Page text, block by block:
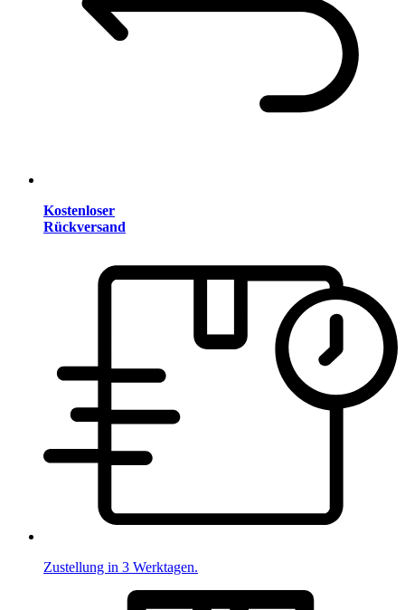
Kostenloser
Rückversand
Zustellung in 3 Werktagen.